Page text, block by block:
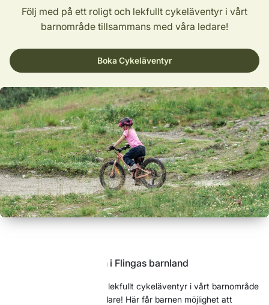
Följ med på ett roligt och lekfullt cykeläventyr i vårt
barnområde tillsammans med våra ledare!
Boka Cykeläventyr
Cykeläventyr för barn i Flingas barnland
Följ med på ett roligt och lekfullt cykeläventyr i vårt barnområde
tillsammans med våra ledare! Här får barnen möjlighet att